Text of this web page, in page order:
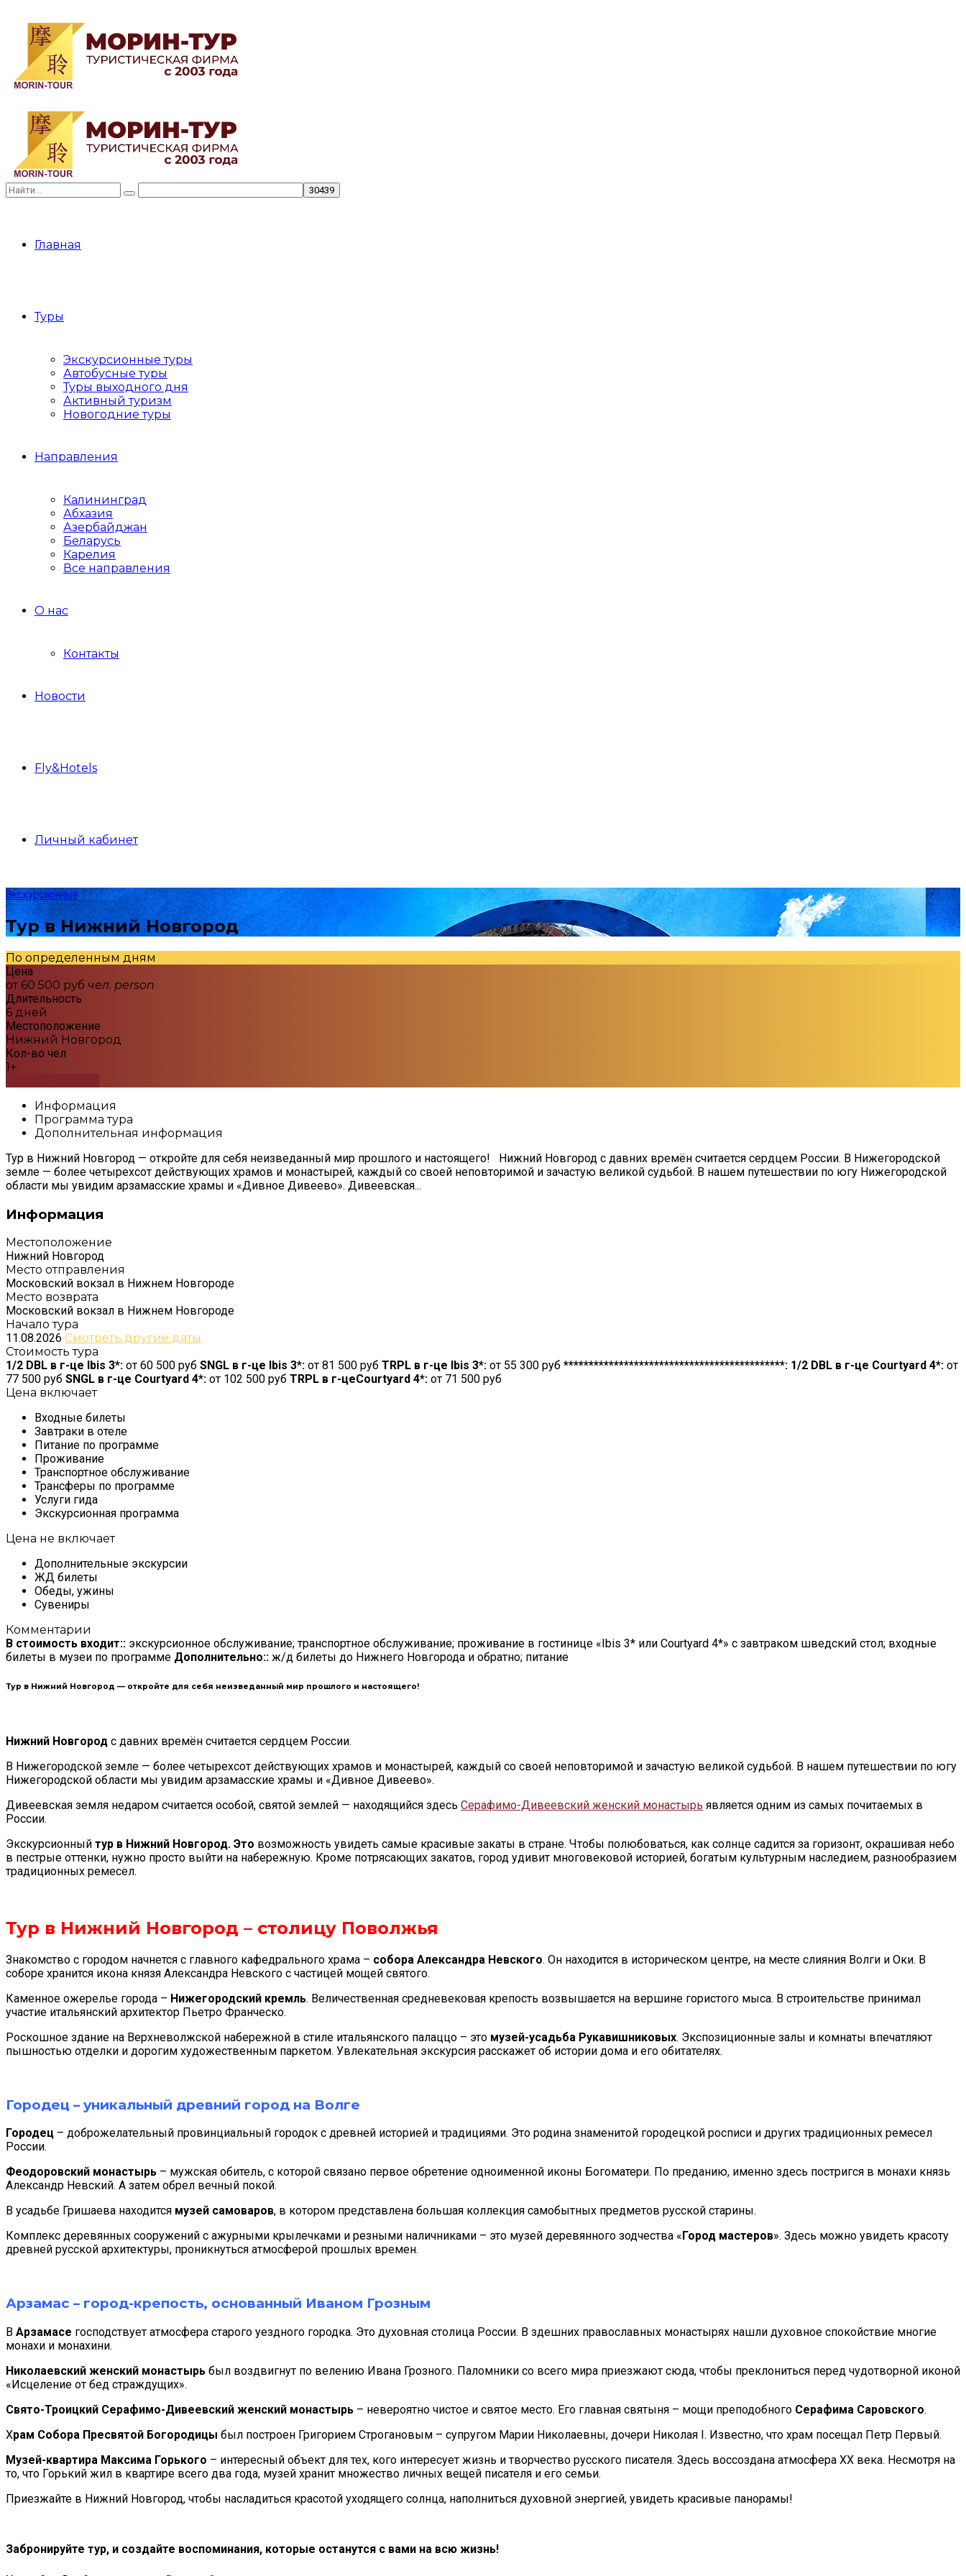
Главная
Туры
Экскурсионные туры
Автобусные туры
Туры выходного дня
Активный туризм
Новогодние туры
Направления
Калининград
Абхазия
Азербайджан
Беларусь
Карелия
Все направления
О нас
Контакты
Новости
Fly&Hotels
Личный кабинет
Экскурсионные
Тур в Нижний Новгород
По определенным дням
Цена
от 60 500 руб чел. person
Длительность
6 дней
Местоположение
Нижний Новгород
Кол-во чел
1+
Информация
Программа тура
Дополнительная информация
Тур в Нижний Новгород — откройте для себя неизведанный мир прошлого и настоящего! Нижний Новгород с давних времён считается сердцем России. В Нижегородской
земле — более четырехсот действующих храмов и монастырей, каждый со своей неповторимой и зачастую великой судьбой. В нашем путешествии по югу Нижегородской
области мы увидим арзамасские храмы и «Дивное Дивеево». Дивеевская...
Информация
Местоположение
Нижний Новгород
Место отправления
Московский вокзал в Нижнем Новгороде
Место возврата
Московский вокзал в Нижнем Новгороде
Начало тура
11.08.2026 Смотреть другие даты
Стоимость тура
1/2 DBL в г-це Ibis 3*: от 60 500 руб SNGL в г-це Ibis 3*: от 81 500 руб TRPL в г-це Ibis 3*: от 55 300 руб ********************************************: 1/2 DBL в г-це Courtyard 4*: от
77 500 руб SNGL в г-це Courtyard 4*: от 102 500 руб TRPL в г-цеCourtyard 4*: от 71 500 руб
Цена включает
Входные билеты
Завтраки в отеле
Питание по программе
Проживание
Транспортное обслуживание
Трансферы по программе
Услуги гида
Экскурсионная программа
Цена не включает
Дополнительные экскурсии
ЖД билеты
Обеды, ужины
Сувениры
Комментарии
В стоимость входит:: экскурсионное обслуживание; транспортное обслуживание; проживание в гостинице «Ibis 3* или Courtyard 4*» с завтраком шведский стол; входные
билеты в музеи по программе Дополнительно:: ж/д билеты до Нижнего Новгорода и обратно; питание
Тур в Нижний Новгород — откройте для себя неизведанный мир прошлого и настоящего!
Нижний Новгород с давних времён считается сердцем России.
В Нижегородской земле — более четырехсот действующих храмов и монастырей, каждый со своей неповторимой и зачастую великой судьбой. В нашем путешествии по югу
Нижегородской области мы увидим арзамасские храмы и «Дивное Дивеево».
Дивеевская земля недаром считается особой, святой землей — находящийся здесь Серафимо-Дивеевский женский монастырь является одним из самых почитаемых в
России.
Экскурсионный тур в Нижний Новгород. Это возможность увидеть самые красивые закаты в стране. Чтобы полюбоваться, как солнце садится за горизонт, окрашивая небо
в пестрые оттенки, нужно просто выйти на набережную. Кроме потрясающих закатов, город удивит многовековой историей, богатым культурным наследием, разнообразием
традиционных ремесел.
Тур в Нижний Новгород – столицу Поволжья
Знакомство с городом начнется с главного кафедрального храма – собора Александра Невского. Он находится в историческом центре, на месте слияния Волги и Оки. В
соборе хранится икона князя Александра Невского с частицей мощей святого.
Каменное ожерелье города – Нижегородский кремль. Величественная средневековая крепость возвышается на вершине гористого мыса. В строительстве принимал
участие итальянский архитектор Пьетро Франческо.
Роскошное здание на Верхневолжской набережной в стиле итальянского палаццо – это музей-усадьба Рукавишниковых. Экспозиционные залы и комнаты впечатляют
пышностью отделки и дорогим художественным паркетом. Увлекательная экскурсия расскажет об истории дома и его обитателях.
Городец – уникальный древний город на Волге
Городец – доброжелательный провинциальный городок с древней историей и традициями. Это родина знаменитой городецкой росписи и других традиционных ремесел
России.
Феодоровский монастырь – мужская обитель, с которой связано первое обретение одноименной иконы Богоматери. По преданию, именно здесь постригся в монахи князь
Александр Невский. А затем обрел вечный покой.
В усадьбе Гришаева находится музей самоваров, в котором представлена большая коллекция самобытных предметов русской старины.
Комплекс деревянных сооружений с ажурными крылечками и резными наличниками – это музей деревянного зодчества « Город мастеров». Здесь можно увидеть красоту
древней русской архитектуры, проникнуться атмосферой прошлых времен.
Арзамас – город-крепость, основанный Иваном Грозным
В Арзамасе господствует атмосфера старого уездного городка. Это духовная столица России. В здешних православных монастырях нашли духовное спокойствие многие
монахи и монахини.
Николаевский женский монастырь был воздвигнут по велению Ивана Грозного. Паломники со всего мира приезжают сюда, чтобы преклониться перед чудотворной иконой
«Исцеление от бед страждущих».
Свято-Троицкий Серафимо-Дивеевский женский монастырь – невероятно чистое и святое место. Его главная святыня – мощи преподобного Серафима Саровского.
Храм Собора Пресвятой Богородицы был построен Григорием Строгановым – супругом Марии Николаевны, дочери Николая I. Известно, что храм посещал Петр Первый.
Музей-квартира Максима Горького – интересный объект для тех, кого интересует жизнь и творчество русского писателя. Здесь воссоздана атмосфера XX века. Несмотря на
то, что Горький жил в квартире всего два года, музей хранит множество личных вещей писателя и его семьи.
Приезжайте в Нижний Новгород, чтобы насладиться красотой уходящего солнца, наполниться духовной энергией, увидеть красивые панорамы!
Забронируйте тур, и создайте воспоминания, которые останутся с вами на всю жизнь!